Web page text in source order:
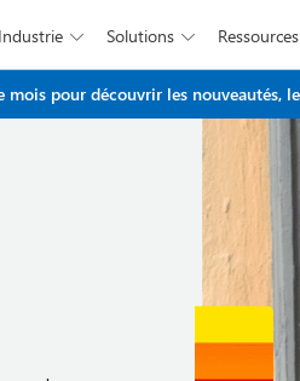
Industrie  Solutions  Ressources
pour découvrir les nouveautés,